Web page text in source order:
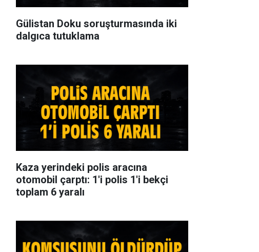
Gülistan Doku soruşturmasında iki
dalgıca tutuklama
Kaza yerindeki polis aracına
otomobil çarptı: 1'i polis 1'i bekçi
toplam 6 yaralı